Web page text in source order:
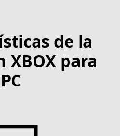
de la
XBOX para
PC